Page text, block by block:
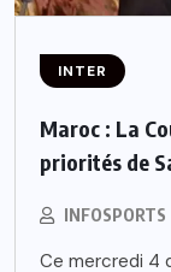
INTER
Maroc : La
priorités de
INFOSPORTS
Ce mercredi 4